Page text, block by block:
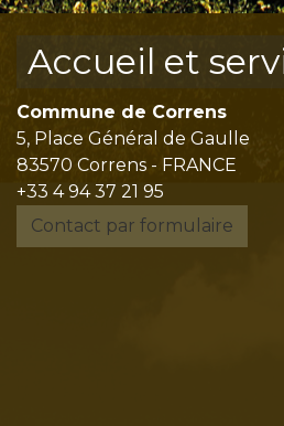
Accueil et
Commune de Correns
5, Place Général de Gaulle
83570 Correns - FRANCE
+33 4 94 37 21 95
Contact par formulaire